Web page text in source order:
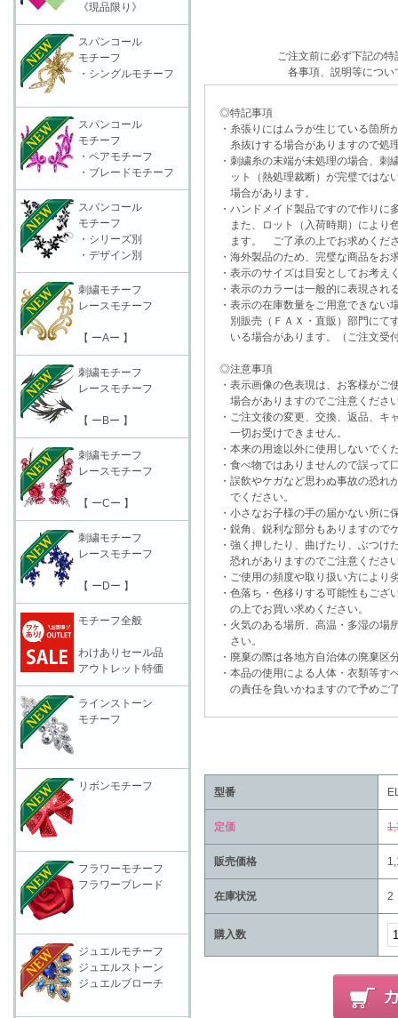
ご注文前に必ず下記の
各事項、説明等につい
◎特記事項
・糸張りにはムラが生じている箇所
糸抜けする場合がありますので処
・刺繍糸の末端が未処理の場合、刺
ット（熱処理裁断）が完璧ではな
場合があります。
・ハンドメイド製品ですので作りに
また、ロット（入荷時期）により
ます。 ご了承の上でお求めくだ
・海外製品のため、完璧な商品をお
・表示のサイズは目安としてお考え
・表示のカラーは一般的に表現され
・表示の在庫数量をご用意できな
別販売（ＦＡＸ・直販）部門にて
いる場合があります。（ご注文受
◎注意事項
・表示画像の色表現は、お客様がご
場合がありますのでご注意くださ
・ご注文後の変更、交換、返品、キ
一切お受けできません。
・本来の用途以外に使用しないでく
・食べ物ではありませんので誤って
・誤飲やケガなど思わぬ事故の恐れ
でください。
・小さなお子様の手の届かない所に
・鋭角、鋭利な部分もありますので
・強く押したり、曲げたり、ぶつけ
恐れがありますのでご注意くださ
・ご使用の頻度や取り扱い方により
・色落ち・色移りする可能性もござ
の上でお買い求めください。
・火気のある場所、高温・多湿の場
さい。
・廃棄の際は各地方自治体の廃棄区
・本品の使用による人体・衣類等す
の責任を負いかねますので予めご
型番
定価
販売価格
在庫状況 2
購入数
《現品限り》
スパンコール
モチーフ
・シングルモチーフ
スパンコール
モチーフ
・ペアモチーフ
・ブレードモチーフ
スパンコール
モチーフ
・シリーズ別
・デザイン別
刺繍モチーフ
レースモチーフ
【 ーAー 】
刺繍モチーフ
レースモチーフ
【 ーBー 】
刺繍モチーフ
レースモチーフ
【 ーCー 】
刺繍モチーフ
レースモチーフ
【 ーDー 】
モチーフ全般
わけありセール品
アウトレット特価
ラインストーン
モチーフ
リボンモチーフ
フラワーモチーフ
フラワーブレード
ジュエルモチーフ
ジュエルストーン
ジュエルブローチ